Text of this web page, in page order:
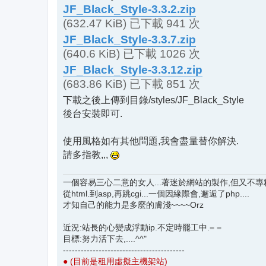
JF_Black_Style-3.3.2.zip
(632.47 KiB) 已下載 941 次
JF_Black_Style-3.3.7.zip
(640.6 KiB) 已下載 1026 次
JF_Black_Style-3.3.12.zip
(683.86 KiB) 已下載 851 次
下載之後上傳到目錄/styles/JF_Black_Style
後台安裝即可.
使用風格如有其他問題,我會盡量替你解決.
請多指教,,,
一個容易三心二意的女人...著迷於網站的製作,但又不專
從html.到asp,再跳cgi...一個因緣際會,邂逅了php....
才知自己的能力是多麼的膚淺~~~~Orz
近況:站長的心變成浮動ip.不定時罷工中.= =
目標:努力活下去,....^^"
-----------------------------------------
● (目前是租用虛擬主機架站)